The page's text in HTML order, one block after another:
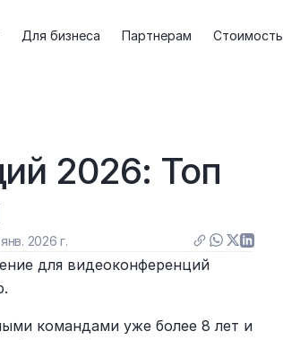
Для бизнеса Партнерам Стоимость
2026: Топ
2026 г.
для видеоконференций
командами уже более 8 лет и